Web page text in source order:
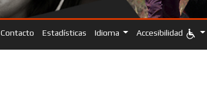
Contacto Estadísticas Idioma Accesibilidad